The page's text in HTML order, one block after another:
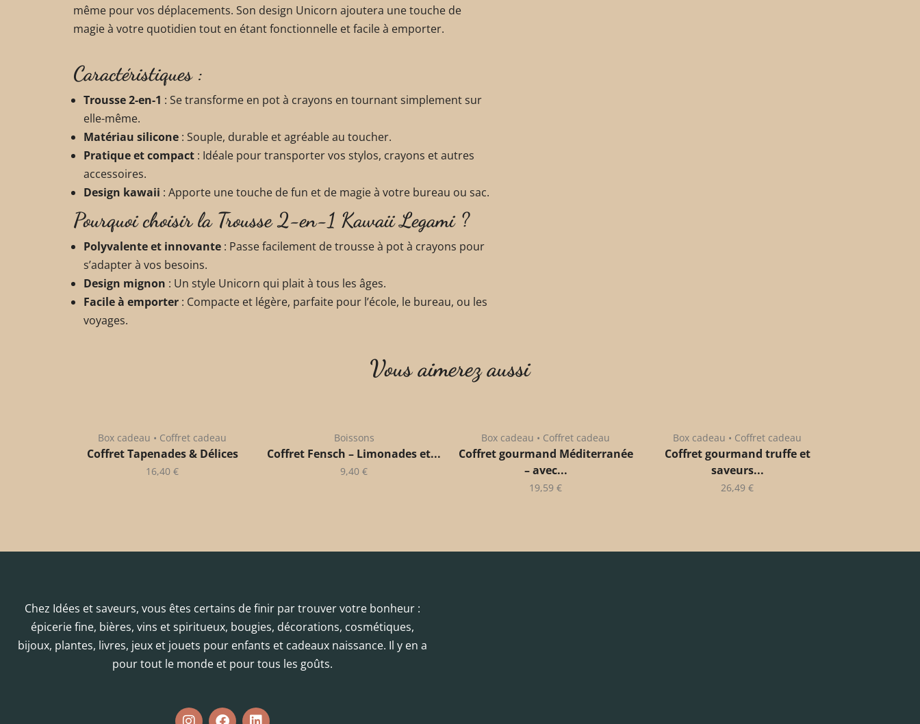
même pour vos déplacements. Son design Unicorn ajoutera une touche de
magie à votre quotidien tout en étant fonctionnelle et facile à emporter.
Caractéristiques :
Trousse 2-en-1 : Se transforme en pot à crayons en tournant simplement sur
elle-même.
Matériau silicone : Souple, durable et agréable au toucher.
Pratique et compact : Idéale pour transporter vos stylos, crayons et autres
accessoires.
Design kawaii : Apporte une touche de fun et de magie à votre bureau ou sac.
Pourquoi choisir la Trousse 2-en-1 Kawaii Legami ?
Polyvalente et innovante : Passe facilement de trousse à pot à crayons pour
s’adapter à vos besoins.
Design mignon : Un style Unicorn qui plait à tous les âges.
Facile à emporter : Compacte et légère, parfaite pour l’école, le bureau, ou les
voyages.
Vous aimerez aussi
Box cadeau • Coffret cadeau
Coffret Tapenades & Délices
16,40 €
Boissons
Coffret Fensch – Limonades et...
9,40 €
Box cadeau • Coffret cadeau
Coffret gourmand Méditerranée
– avec...
19,59 €
Box cadeau • Coffret cadeau
Coffret gourmand truffe et
saveurs...
26,49 €
Chez Idées et saveurs, vous êtes certains de finir par trouver votre bonheur :
épicerie fine, bières, vins et spiritueux, bougies, décorations, cosmétiques,
bijoux, plantes, livres, jeux et jouets pour enfants et cadeaux naissance. Il y en a
pour tout le monde et pour tous les goûts.